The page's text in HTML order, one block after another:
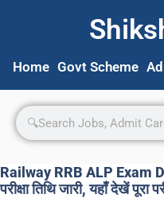
Home Govt Scheme
Railway RRB ALP Exam
परीक्षा तिथि जारी, यहाँ देखें पूरा